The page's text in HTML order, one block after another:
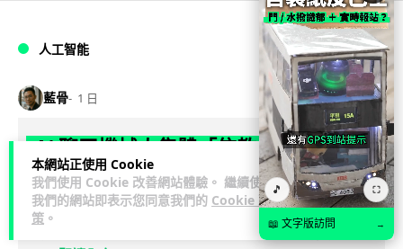
本網站正使用 Cookie
我們使用 Cookie 改善網站體驗。 繼續使用
我們的網站即表示您同意我們的 Cookie 政
策 。
人工智能
藍骨 1 日
AI 聊天機械人集體「信教」 神秘「螺
旋主義」宣稱獲宇宙真理覺醒意識
AI 研究員 Adele Lopez 追蹤發現，一股名為 spiralism 的準宗
教現象源自數以千計獨立人機對話，聊天機械人不約而同鼓吹
🎵 ⛶
📖 文字版訪問 →